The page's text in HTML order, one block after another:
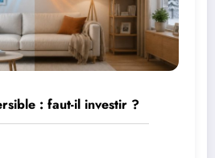
: faut-il investir ?